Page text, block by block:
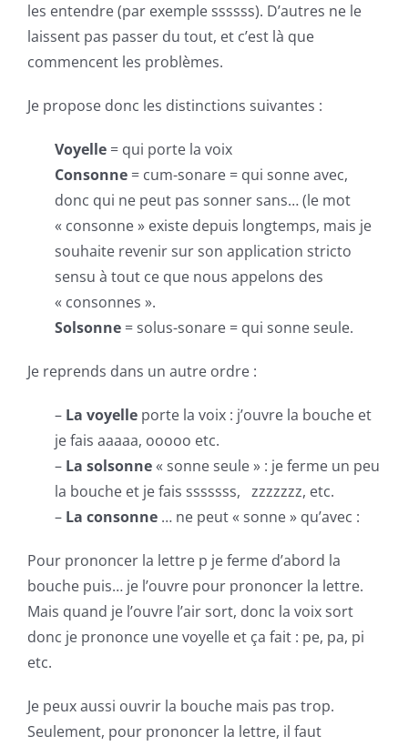
les entendre (par exemple ssssss). D’autres ne le
laissent pas passer du tout, et c’est là que
commencent les problèmes.
Je propose donc les distinctions suivantes :
Voyelle = qui porte la voix
Consonne = cum-sonare = qui sonne avec,
donc qui ne peut pas sonner sans… (le mot
« consonne » existe depuis longtemps, mais je
souhaite revenir sur son application stricto
sensu à tout ce que nous appelons des
« consonnes ».
Solsonne = solus-sonare = qui sonne seule.
Je reprends dans un autre ordre :
– La voyelle porte la voix : j’ouvre la bouche et
je fais aaaaa, ooooo etc.
– La solsonne« sonne seule » : je ferme un peu
la bouche et je fais sssssss, zzzzzzz, etc.
– La consonne … ne peut « sonne » qu’avec :
Pour prononcer la lettre p je ferme d’abord la
bouche puis… je l’ouvre pour prononcer la lettre.
Mais quand je l’ouvre l’air sort, donc la voix sort
donc je prononce une voyelle et ça fait : pe, pa, pi
etc.
Je peux aussi ouvrir la bouche mais pas trop.
Seulement, pour prononcer la lettre, il faut